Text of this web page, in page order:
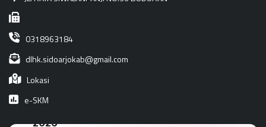
0318963184
dlhk.sidoarjokab@gmail.com
Lokasi
e-SKM